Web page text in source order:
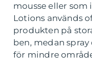
mousse eller som
Lotions används
produkten på
ben, medan
för mindre